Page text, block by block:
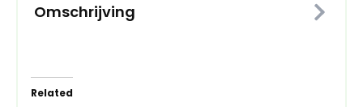
Omschrijving
Related